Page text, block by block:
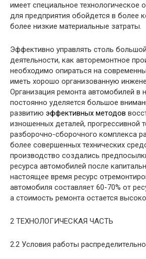
имеет специальное технологическое
для предприятия обойдется в более
более низкие материальные затраты.
Эффективно управлять столь
деятельности, как авторемонтное
необходимо опираться на
иметь хорошо организованную
Организация ремонта автомобилей в
постоянно уделяется большое
развитию эффективных методов
изношенных деталей, прогрессивной
разборочно-сборочного комплекса
более совершенных технических
производство создались
ресурса автомобилей после
настоящее время ресурс
автомобиля составляет 60-70% от
а стоимость ремонта остается
2 ТЕХНОЛОГИЧЕСКАЯ ЧАСТЬ
2.2 Условия работы